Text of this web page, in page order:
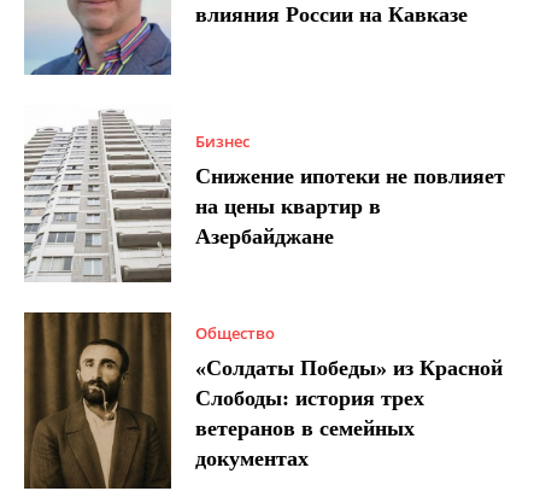
влияния России на Кавказе
Бизнес
Снижение ипотеки не повлияет
на цены квартир в
Азербайджане
Общество
«Солдаты Победы» из Красной
Слободы: история трех
ветеранов в семейных
документах